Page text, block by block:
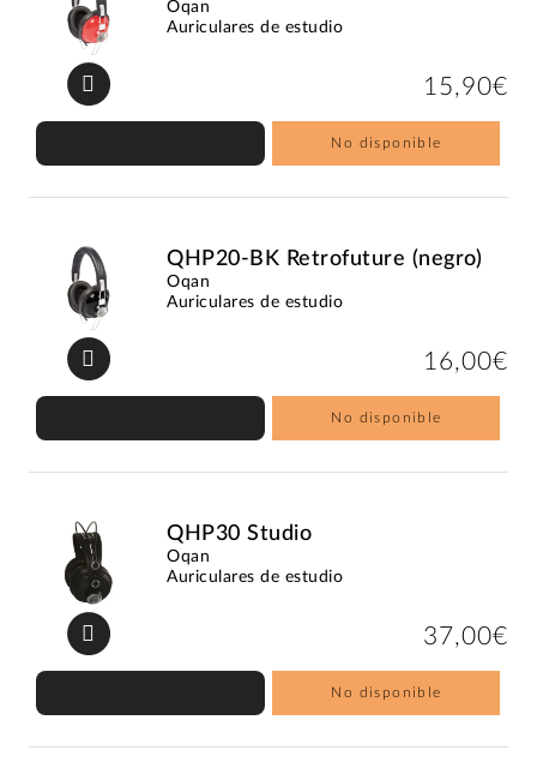
Oqan
Auriculares de estudio
15,90€
No disponible
QHP20-BK Retrofuture (negro)
Oqan
Auriculares de estudio
16,00€
No disponible
QHP30 Studio
Oqan
Auriculares de estudio
37,00€
No disponible